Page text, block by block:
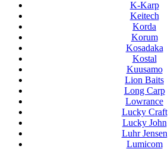
K-Karp
Keitech
Korda
Korum
Kosadaka
Kostal
Kuusamo
Lion Baits
Long Carp
Lowrance
Lucky Craft
Lucky John
Luhr Jensen
Lumicom